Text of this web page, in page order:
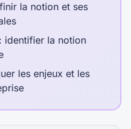
la notion et ses
: identifier la notion
les enjeux et les